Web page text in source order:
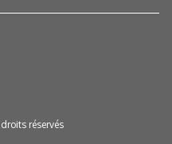
réservés